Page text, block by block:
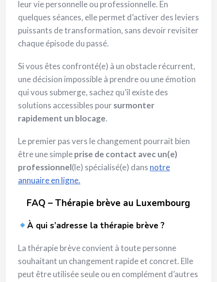
leur vie personnelle ou professionnelle. En
quelques séances, elle permet d’activer des leviers
puissants de transformation, sans devoir revisiter
chaque épisode du passé.
Si vous êtes confronté(e) à un obstacle récurrent,
une décision impossible à prendre ou une émotion
qui vous submerge, sachez qu’il existe des
solutions accessibles poursurmonter
rapidement un blocage.
Le premier pas vers le changement pourrait bien
être une simpleprise de contact avec un(e)
professionnel(le) spécialisé(e) dans notre
annuaire en ligne.
FAQ – Thérapie brève au Luxembourg
À qui s’adresse la thérapie brève ?
La thérapie brève convient à toute personne
souhaitant un changement rapide et concret. Elle
peut être utilisée seule ou en complément d’autres